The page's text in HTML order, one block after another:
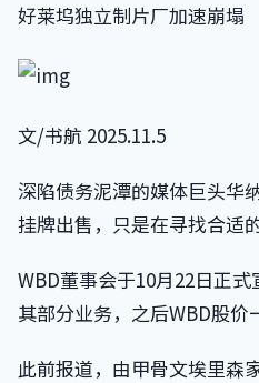
好莱坞独立制片厂加速崩塌
文/书航 2025.11.5
深陷债务泥潭的媒体巨头华
挂牌出售，只是在寻找合适
WBD董事会于10月22日正
其部分业务，之后WBD股价
此前报道，由甲骨文埃里森